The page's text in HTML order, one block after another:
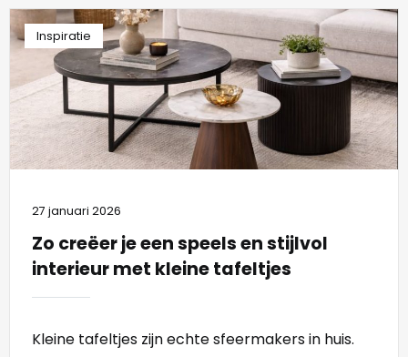
Inspiratie
27 januari 2026
Zo creëer je een speels en stijlvol
interieur met kleine tafeltjes
Kleine tafeltjes zijn echte sfeermakers in huis.